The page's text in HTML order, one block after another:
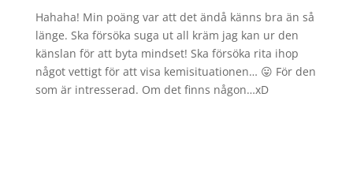
Hahaha! Min poäng var att det ändå känns bra än så
länge. Ska försöka suga ut all kräm jag kan ur den
känslan för att byta mindset! Ska försöka rita ihop
något vettigt för att visa kemisituationen… 😛 För den
som är intresserad. Om det finns någon…xD